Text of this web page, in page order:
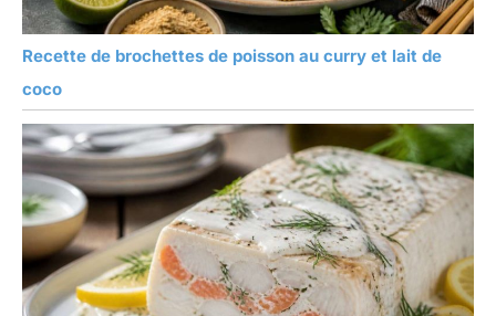
Recette de brochettes de poisson au curry et lait de
coco